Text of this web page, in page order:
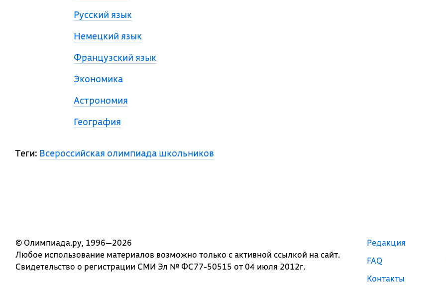
Русский язык
Немецкий язык
Французский язык
Экономика
Астрономия
География
Теги: Всероссийская олимпиада школьников
© Олимпиада.ру, 1996—2026
Любое использование материалов возможно только с активной ссылкой на сайт.
Свидетельство о регистрации СМИ Эл № ФС77-50515 от 04 июля 2012г.
Редакция
FAQ
Контакты